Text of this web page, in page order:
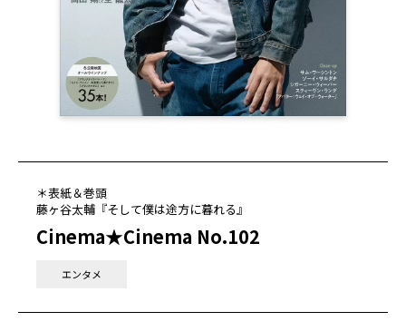
＊表紙＆巻頭
藤ヶ谷太輔『そして僕は途方に暮れる』
Cinema★Cinema No.102
エンタメ